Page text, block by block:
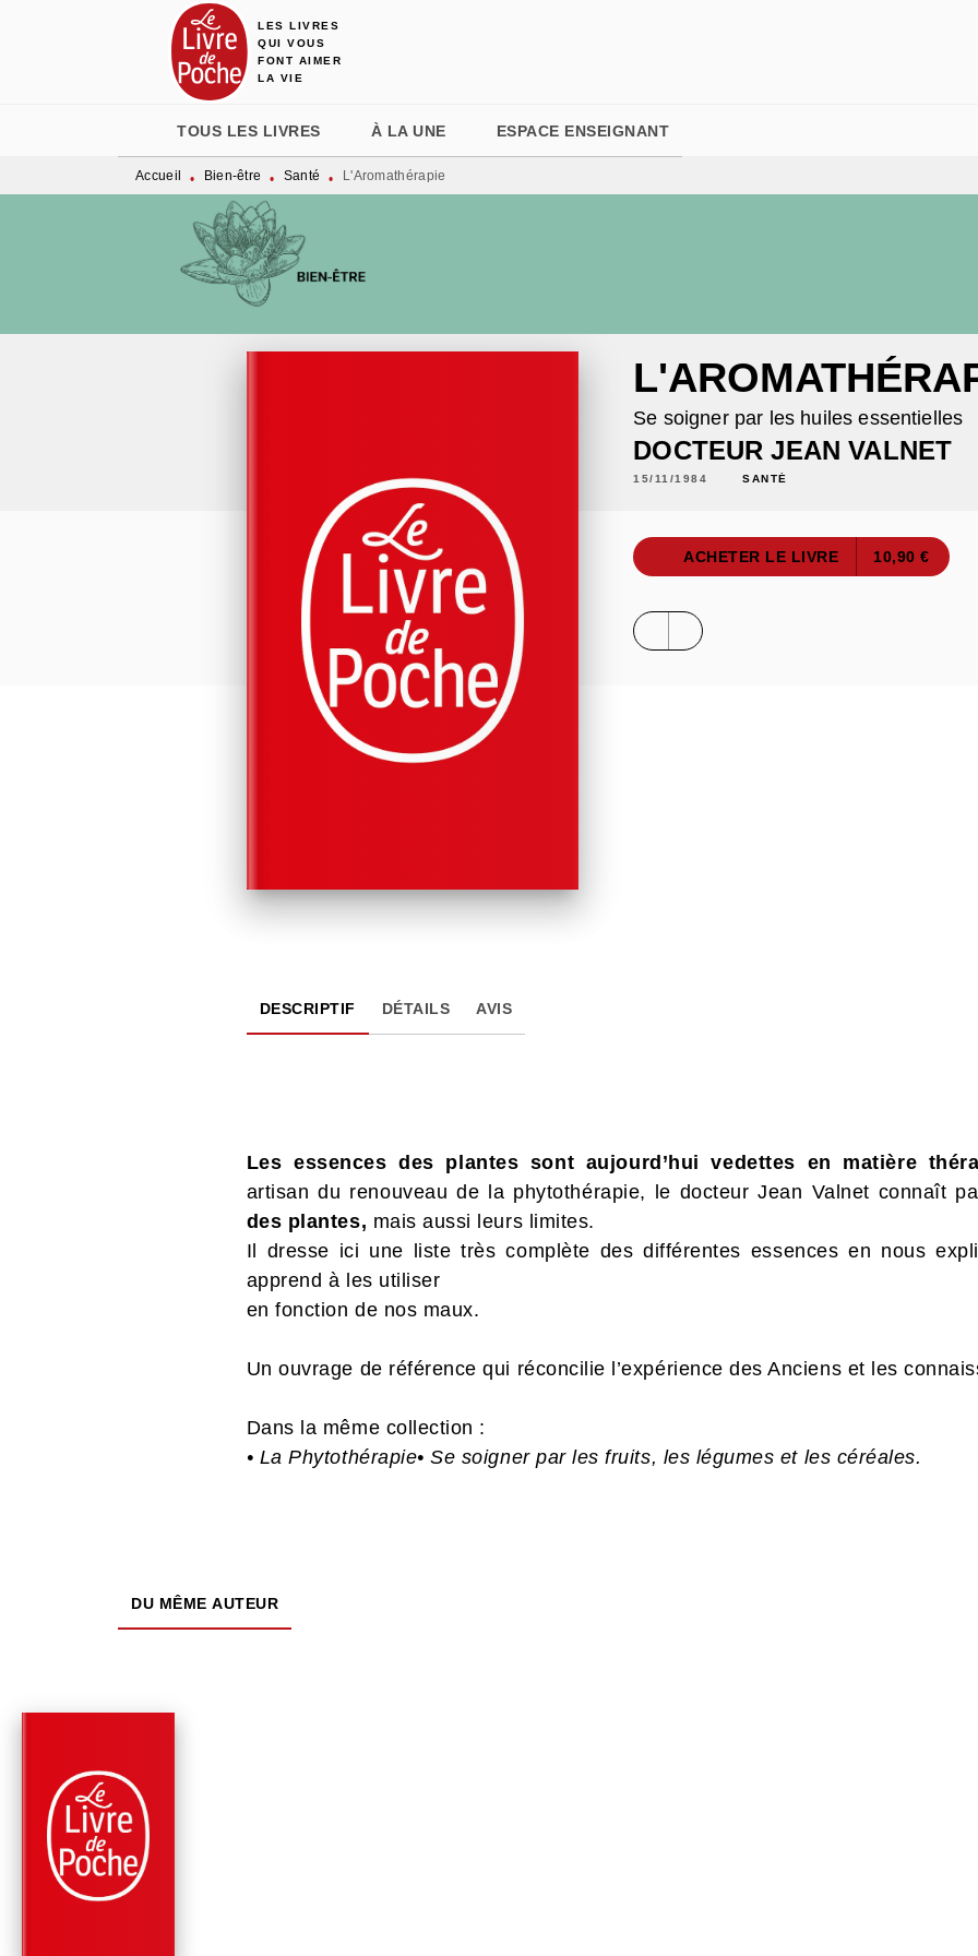
MENU RECHERCHE
LES LIVRES
QUI VOUS
FONT AIMER
LA VIE
TOUS LES LIVRES À LA UNE ESPACE ENSEIGNANT
Accueil • Bien-être • Santé • L'Aromathérapie
Se soigner par les huiles essentielles
DOCTEUR JEAN VALNET
15/11/1984 SANTÉ
ACHETER LE LIVRE 10,90 €
DESCRIPTIF DÉTAILS AVIS
Les essences des plantes sont aujourd’hui vedettes en matière
artisan du renouveau de la phytothérapie, le docteur Jean Valnet connaît
des plantes, mais aussi leurs limites.
Il dresse ici une liste très complète des différentes essences en nous
apprend à les utiliser
en fonction de nos maux.
Un ouvrage de référence qui réconcilie l’expérience des Anciens et les
Dans la même collection :
• La Phytothérapie• Se soigner par les fruits, les légumes et les céréales.
DU MÊME AUTEUR